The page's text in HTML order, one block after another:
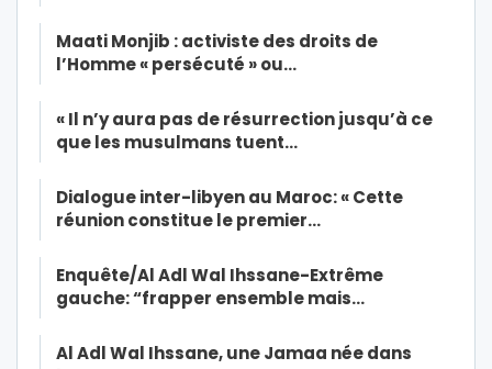
Maati Monjib : activiste des droits de
l’Homme « persécuté » ou…
« Il n’y aura pas de résurrection jusqu’à ce
que les musulmans tuent…
Dialogue inter-libyen au Maroc: « Cette
réunion constitue le premier…
Enquête/Al Adl Wal Ihssane-Extrême
gauche: “frapper ensemble mais…
Al Adl Wal Ihssane, une Jamaa née dans